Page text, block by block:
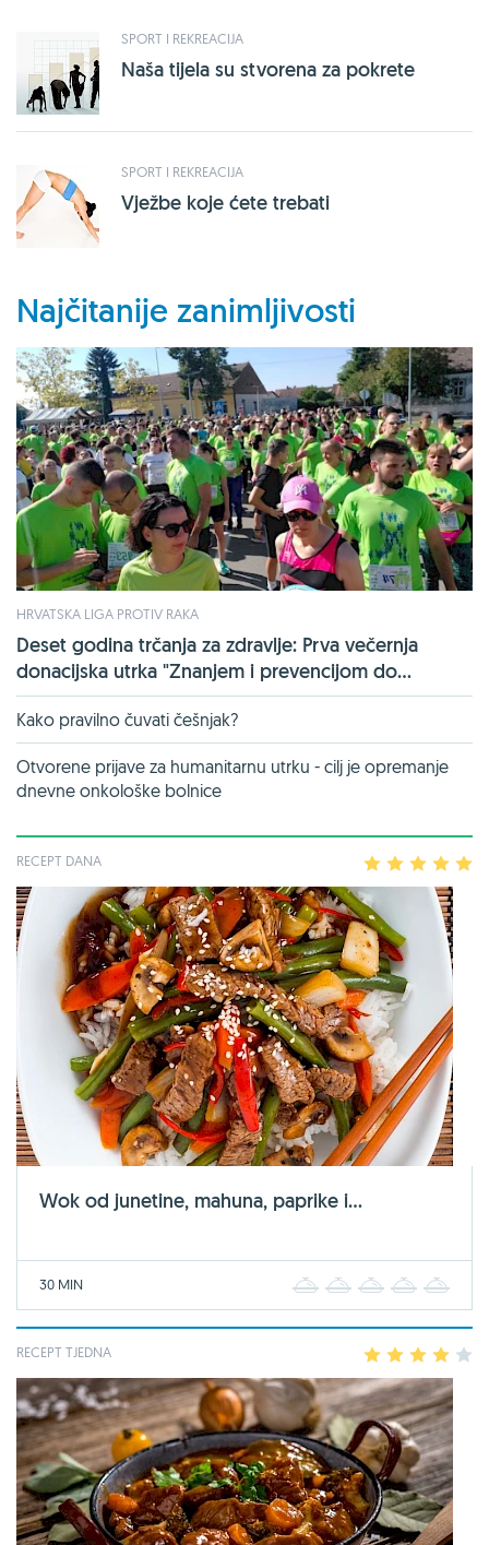
SPORT I REKREACIJA
Naša tijela su stvorena za pokrete
SPORT I REKREACIJA
Vježbe koje ćete trebati
Najčitanije zanimljivosti
HRVATSKA LIGA PROTIV RAKA
Deset godina trčanja za zdravlje: Prva večernja
donacijska utrka "Znanjem i prevencijom do...
Kako pravilno čuvati češnjak?
Otvorene prijave za humanitarnu utrku - cilj je opremanje
dnevne onkološke bolnice
RECEPT DANA 2 3 4
Wok od junetine, mahuna, paprike i...
30 MIN 2 3 4
RECEPT TJEDNA 2 3 4